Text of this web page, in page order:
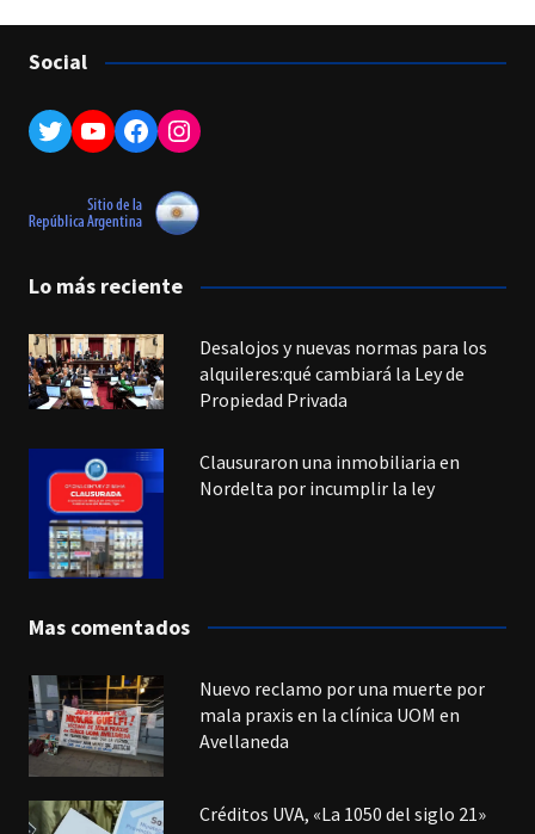
Social
Twitter
YouTube
Facebook
Instagram
Lo más reciente
Desalojos y nuevas normas para los
alquileres:qué cambiará la Ley de
Propiedad Privada
Clausuraron una inmobiliaria en
Nordelta por incumplir la ley
Mas comentados
Nuevo reclamo por una muerte por
mala praxis en la clínica UOM en
Avellaneda
Créditos UVA, «La 1050 del siglo 21»